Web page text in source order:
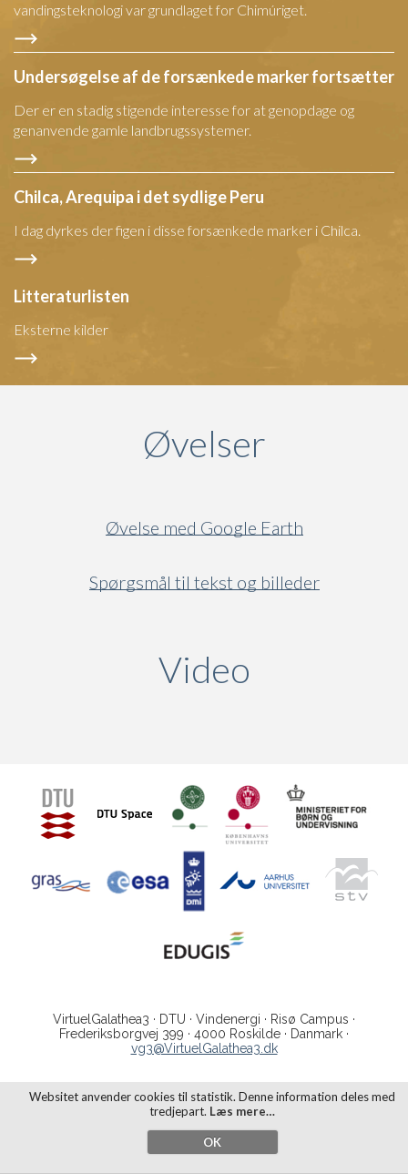
Websitet anvender cookies til statistik. Denne information deles med
tredjepart. Læs mere…
OK
vandingsteknologi var grundlaget for Chimúriget.
Undersøgelse af de forsænkede marker fortsætter
Der er en stadig stigende interesse for at genopdage og
genanvende gamle landbrugssystemer.
Chilca, Arequipa i det sydlige Peru
I dag dyrkes der figen i disse forsænkede marker i Chilca.
Litteraturlisten
Eksterne kilder
Øvelser
Øvelse med Google Earth
Spørgsmål til tekst og billeder
Video
VirtuelGalathea3 · DTU · Vindenergi · Risø Campus ·
Frederiksborgvej 399 · 4000 Roskilde · Danmark ·
vg3@VirtuelGalathea3.dk